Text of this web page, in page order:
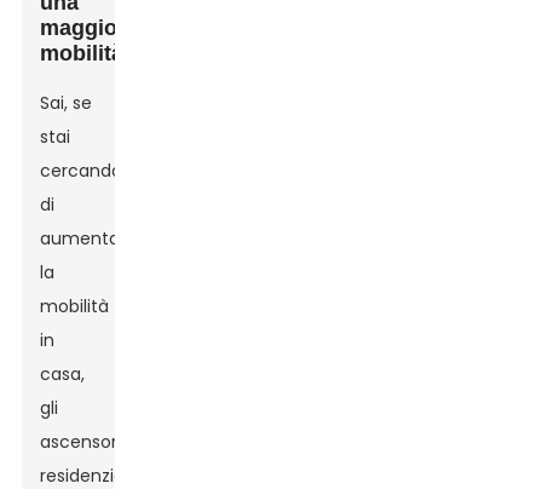
maggiore
mobilità
Sai, se
stai
cercando
di
aumentare
la
mobilità
in
casa,
gli
ascensori
residenziali